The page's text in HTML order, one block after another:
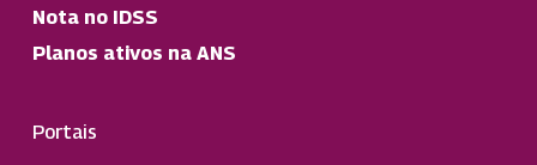
Nota no IDSS
Planos ativos na ANS
Portais